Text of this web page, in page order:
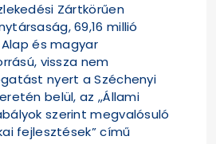
Zártkörűen
69,16 millió
és magyar
vissza nem
nyert a Széchenyi
belül, az „Állami
szerint megvalósuló
fejlesztések” című